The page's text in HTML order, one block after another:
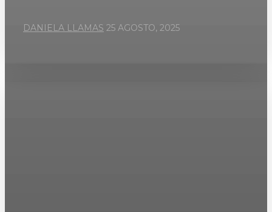
DANIELA LLAMAS 25 AGOSTO, 2025